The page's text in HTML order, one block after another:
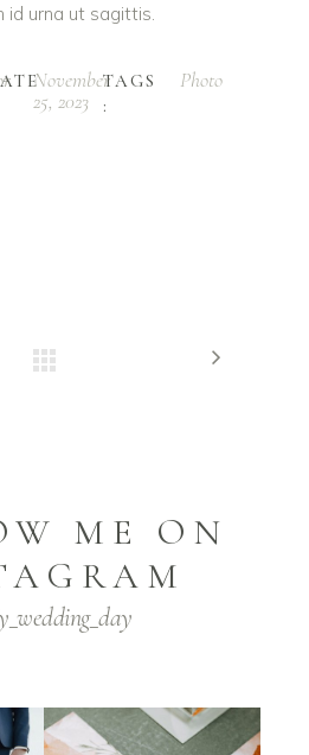
id urna ut sagittis.
November
25, 2023
TAGS
:
Photo
ME ON